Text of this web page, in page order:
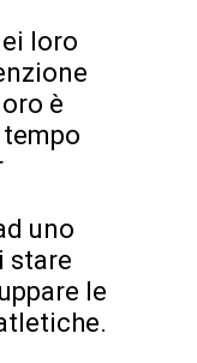
loro
è
uno
stare
le